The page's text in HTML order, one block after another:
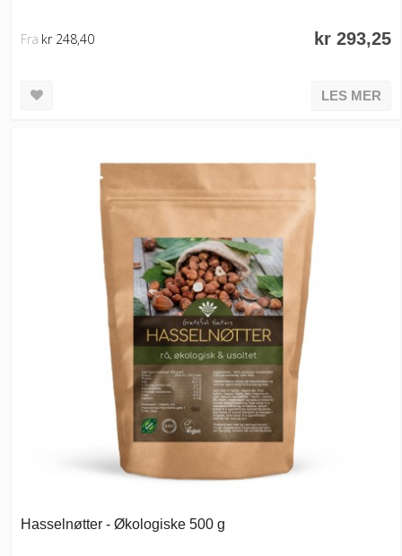
kr 293,25
Fra kr 248,40
LES MER
Hasselnøtter - Økologiske 500 g